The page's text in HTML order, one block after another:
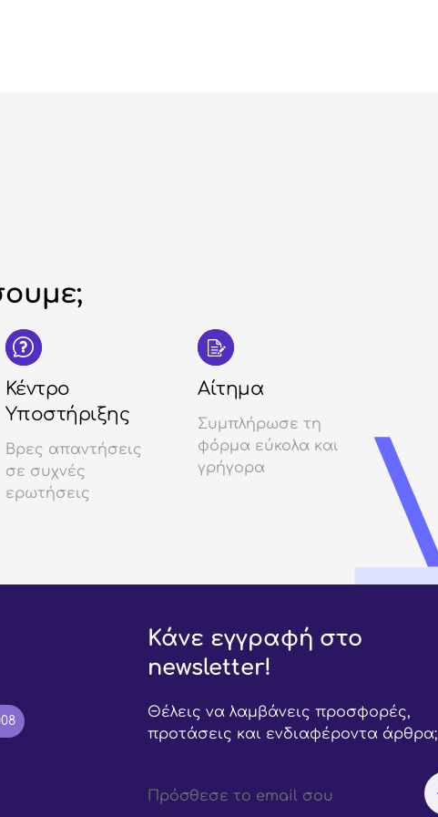
Κέντρο
Υποστήριξης
Βρες απαντήσεις
σε συχνές
ερωτήσεις
Αίτημα
Συμπλήρωσε τη
φόρμα εύκολα και
γρήγορα
Κάνε εγγραφή στο
newsletter!
Θέλεις να λαμβάνεις προσφορές,
προτάσεις και ενδιαφέροντα άρθρα;